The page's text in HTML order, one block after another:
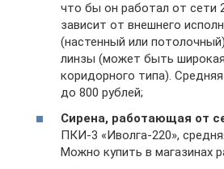
что бы он работал от сети
зависит от внешнего
(настенный или
линзы (может быть широкая
коридорного типа).
до 800 рублей;
Сирена, работающая от
ПКИ-3 «Иволга-220»,
Можно купить в магазинах